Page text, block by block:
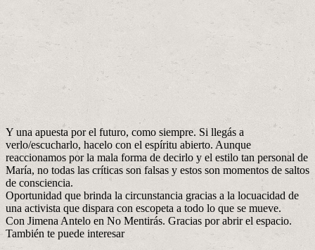
Y una apuesta por el futuro, como siempre. Si llegás a
verlo/escucharlo, hacelo con el espíritu abierto. Aunque
reaccionamos por la mala forma de decirlo y el estilo tan personal de
María, no todas las críticas son falsas y estos son momentos de saltos
de consciencia.
Oportunidad que brinda la circunstancia gracias a la locuacidad de
una activista que dispara con escopeta a todo lo que se mueve.
Con Jimena Antelo en No Mentirás. Gracias por abrir el espacio.
También te puede interesar